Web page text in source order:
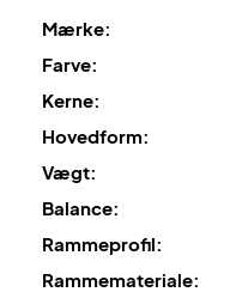
Mærke:
Farve:
Kerne:
Hovedform:
Vægt:
Balance:
Rammeprofil:
Rammemateriale: